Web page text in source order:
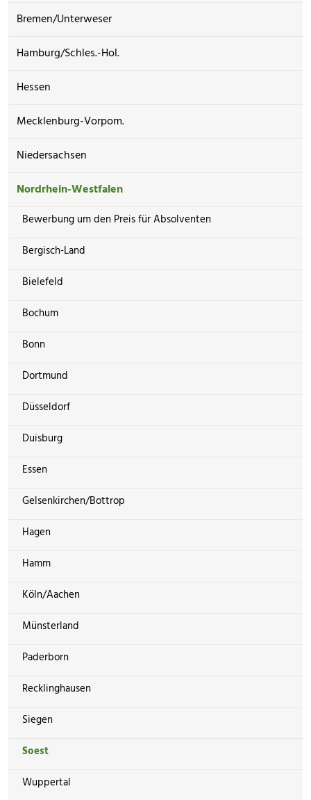
Bremen/Unterweser
Hamburg/Schles.-Hol.
Hessen
Mecklenburg-Vorpom.
Niedersachsen
Nordrhein-Westfalen
Bewerbung um den Preis für Absolventen
Bergisch-Land
Bielefeld
Bochum
Bonn
Dortmund
Düsseldorf
Duisburg
Essen
Gelsenkirchen/Bottrop
Hagen
Hamm
Köln/Aachen
Münsterland
Paderborn
Recklinghausen
Siegen
Soest
Wuppertal